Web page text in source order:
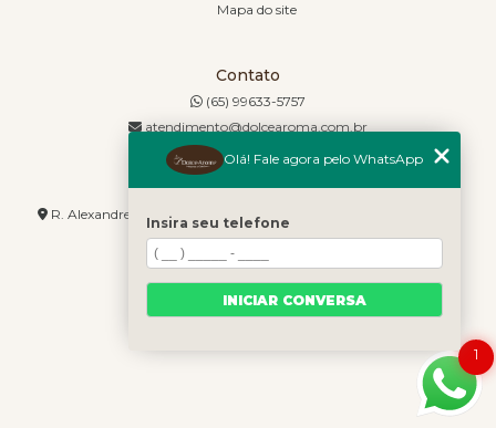
Mapa do site
Contato
(65) 99633-5757
atendimento@dolcearoma.com.br
Endereço
R. Alexandre de Barros, 1730 - Jordão - Cuiabá - MT - 78085-636
1
Olá! Fale agora pelo WhatsApp
Insira seu telefone
INICIAR CONVERSA